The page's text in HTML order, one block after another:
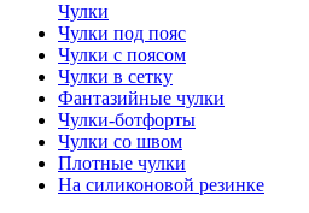
Чулки
Чулки под пояс
Чулки с поясом
Чулки в сетку
Фантазийные чулки
Чулки-ботфорты
Чулки со швом
Плотные чулки
На силиконовой резинке